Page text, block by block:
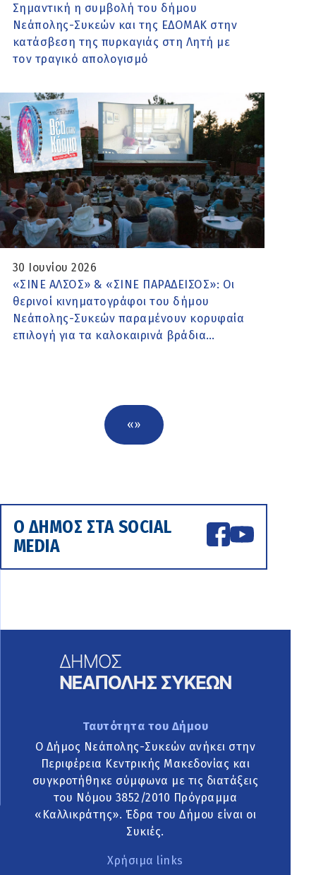
Σημαντική η συμβολή του δήμου
Νεάπολης-Συκεών και της ΕΔΟΜΑΚ στην
κατάσβεση της πυρκαγιάς στη Λητή με
τον τραγικό απολογισμό
30 Ιουνίου 2026
«ΣΙΝΕ ΑΛΣΟΣ» & «ΣΙΝΕ ΠΑΡΑΔΕΙΣΟΣ»: Οι
θερινοί κινηματογράφοι του δήμου
Νεάπολης-Συκεών παραμένουν κορυφαία
επιλογή για τα καλοκαιρινά βράδια…
«»
Ο ΔΗΜΟΣ ΣΤΑ SOCIAL
MEDIA
Ταυτότητα του Δήμου
Ο Δήμος Νεάπολης-Συκεών ανήκει στην
Περιφέρεια Κεντρικής Μακεδονίας και
συγκροτήθηκε σύμφωνα με τις διατάξεις
του Νόμου 3852/2010 Πρόγραμμα
«Καλλικράτης». Έδρα του Δήμου είναι οι
Συκιές.
Χρήσιμα links